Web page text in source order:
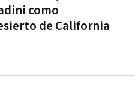
como
de California